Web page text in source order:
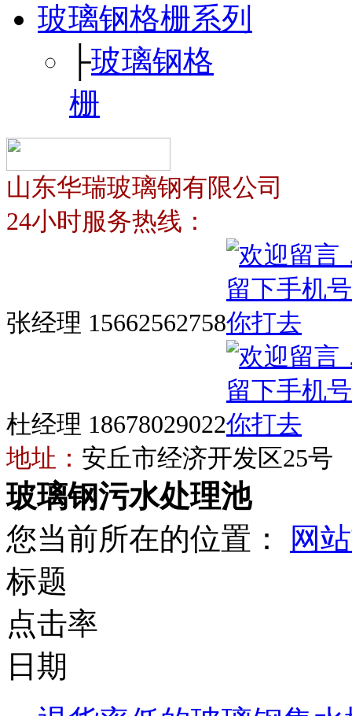
玻璃钢格栅系列
├玻璃钢格
栅
山东华瑞玻璃钢有限公司
24小时服务热线：
张经理 15662562758
杜经理 18678029022
地址： 安丘市经济开发区25号
玻璃钢污水处理池
您当前所在的位置：
网
标题
点击率
日期